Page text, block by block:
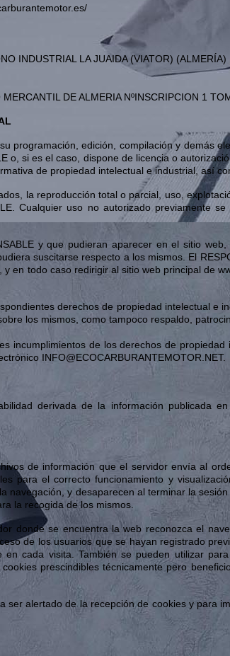
INDUSTRIAL LA JUAIDA (VIATOR) (ALMERÍA)
DE ALMERIA NºINSCRIPCION 1
programación, edición, compilación y demás
o, si es el caso, dispone de licencia o
de propiedad intelectual e industrial, así
la reproducción total o parcial, uso,
Cualquier uso no autorizado previamente
y que pudieran aparecer en el sitio
suscitarse respecto a los mismos. El
en todo caso redirigir al sitio web principal de
derechos de propiedad intelectual e
los mismos, como tampoco respaldo,
incumplimientos de los derechos de
INFO@ECOCARBURANTEMOTOR.NET.
derivada de la información publicada
de información que el servidor envía al
para el correcto funcionamiento y
navegación, y desaparecen al terminar la
la recogida de los mismos.
donde se encuentra la web reconozca el
de los usuarios que se hayan registrado
cada visita. También se pueden utilizar
prescindibles técnicamente pero
alertado de la recepción de cookies y para